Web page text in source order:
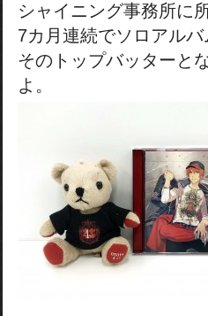
シャイニング事務所に
7カ月連続でソロアルバ
そのトップバッターと
よ。